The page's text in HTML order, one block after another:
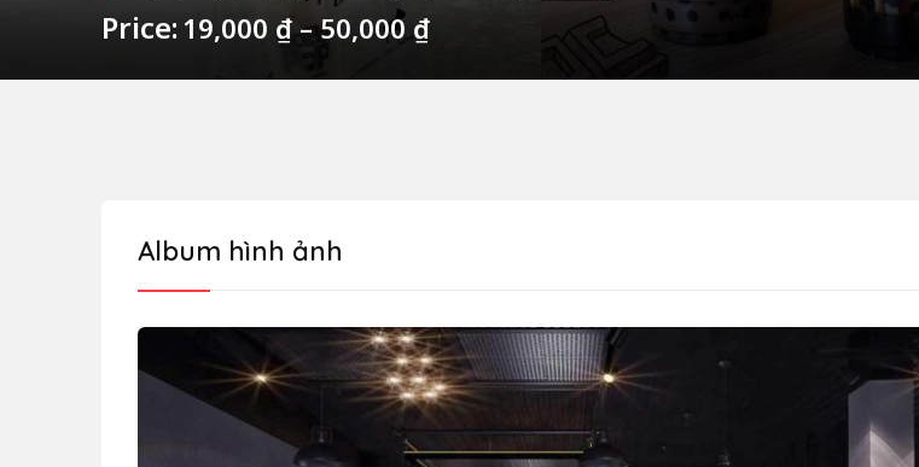
Price: 19,000 ₫ – 50,000₫
Album hình ảnh